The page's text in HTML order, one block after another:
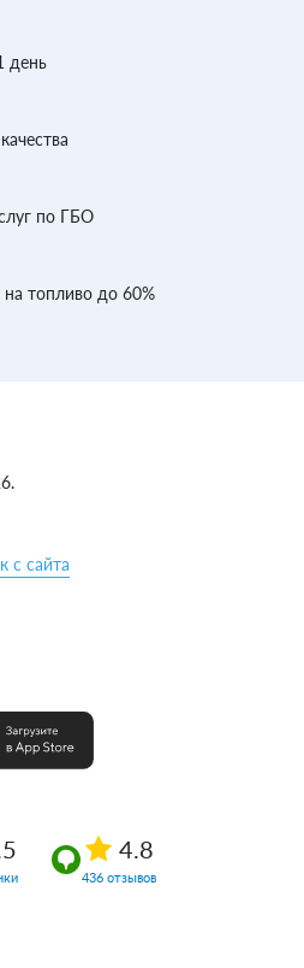
день
качества
по ГБО
на топливо до 60%
с сайта
4.8
436 отзывов